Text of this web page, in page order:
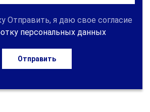
Отправить, я даю свое согласие
персональных данных
Отправить